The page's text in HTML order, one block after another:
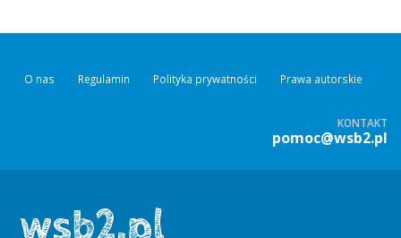
O nas Regulamin Polityka prywatności Prawa autorskie
KONTAKT
pomoc@wsb2.pl